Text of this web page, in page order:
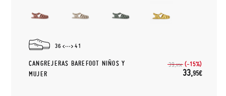
36 41
CANGREJERAS BAREFOOT NIÑOS Y
MUJER
39,95€ (-15%)
33,95€